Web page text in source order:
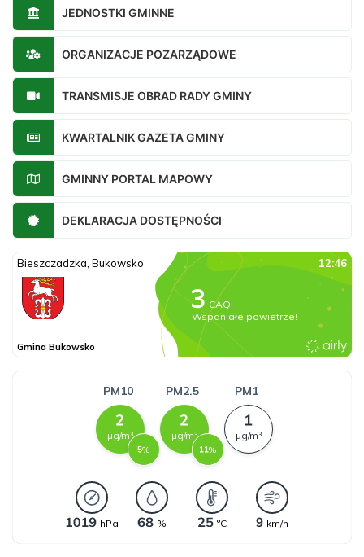
JEDNOSTKI GMINNE
ORGANIZACJE POZARZĄDOWE
TRANSMISJE OBRAD RADY GMINY
KWARTALNIK GAZETA GMINY
GMINNY PORTAL MAPOWY
DEKLARACJA DOSTĘPNOŚCI